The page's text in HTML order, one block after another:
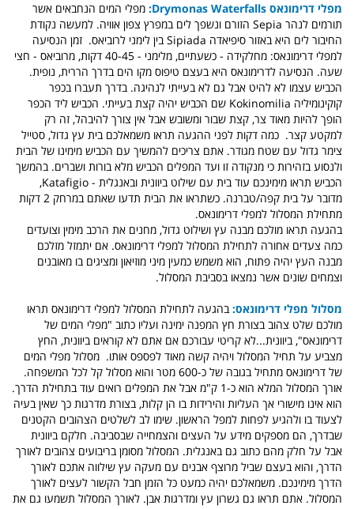
מפלי דרימונאס Drymonas Waterfalls:
מפלי המים הנחבאים אשר
תורמים לנהר Sepia הזורם ונשפך לים במפרץ צפון אוויה. למעשה נקודת
החיבור לים היא באזור סיפיאדה Sipiada בין לימני לרוביאס. זמן הנסיעה
למפלי דרימונאס: מחלקידה - כשעתיים, מלימני - 40-45 דקות, מרוביאס - חצי
שעה. הנסיעה לדרימונאס היא בעצם טיפוס מקו הים בדרך הררית, נופית.
הכביש עצמו לא להיט אבל גם לא בעייתי לנהיגה. בדרך תעברו בכפר
קוקינומיליה Kokinomilia שם הכביש יהיה קצת בעייתי. הכביש ליד הכפר
הופך להיות מאוד צר, קצת שבור ומשובש אבל אין צורך להיבהל, זה רק
למקטע קצר. כמה דקות לפני ההגעה תראו משמאלכם בית עץ גדול, סטייל
צימר גדול עם שטח מגודר. אתם צריכים להמשיך עם הכביש מימינו של הבית
ולנסוע בזהירות כי מנקודה זו ועד המפלים הכביש מלא בורות ושברים. בהמשך
הכביש תראו מימינכם עוד בית עם שילוט ביוונית ובאנגלית - Katafigio,
מדובר על בית קפה/טברנה. כשתראו את הבית תדעו שאתם במרחק 2 דקות
מתחילת המסלול למפלי דרימונאס.
בהגעה תראו מולכם מבנה עץ ושילוט גדול, מחנים את הרכב מימין וצועדים
כמה צעדים אחורה לתחילת המסלול למפלי דרימונאס. אם יתמזל מזלכם
מבנה העץ יהיה פתוח, הוא משמש כמעין מיני מוזיאון ומציגים בו מאובנים
וצמחים שונים אשר נמצאו בסביבת המסלול.
מסלול מפלי דרימונאס:בהגעה לתחילת המסלול למפלי דרימונאס תראו
מולכם שלט צהוב בצורת חץ המפנה ימינה ועליו כתוב "מפלי המים של
דרימונאס", ביוונית...לא קריטי עבורכם אם אתם לא קוראים ביוונית, החץ
מצביע על תחיל המסלול ויהיה קשה מאוד לפספס אותו. מסלול מפלי המים
של דרימונאס מתחיל בגובה של כ-600 מטר והוא מסלול קל לכל המשפחה.
אורך המסלול המלא הוא כ-1 ק"מ אבל את המפלים רואים עוד בתחילת הדרך.
הוא אינו מישורי אך העליות והירידות בו הן קלות, בצורת מדרגות כך שאין בעיה
לצעוד בו ולהגיע לפחות למפל הראשון. שימו לב לשלטים הצהובים הקטנים
שבדרך, הם מספקים מידע על העצים והצמחייה שבסביבה. חלקם ביוונית
אבל על חלק מהם כתוב גם באנגלית. המסלול מסומן בריבועים צהובים לאורך
הדרך, והוא בעצם שביל מרוצף אבנים עם מעקה עץ שילווה אתכם לאורך
הדרך מימינכם. משמאלכם יהיה כמעט כל הזמן חבל הקשור לעצים לאורך
המסלול. אתם תראו גם גשרון עץ ומדרגות אבן. לאורך המסלול תשמעו גם את